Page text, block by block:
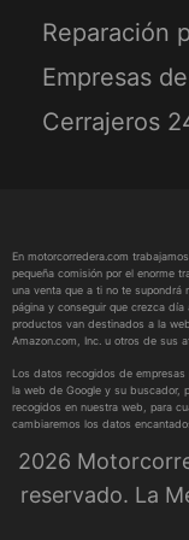
Reparación
Empresas
Cerrajeros
En motorcorredera.com
pequeña comisión por el enorme
una venta que a ti no te supondrá
página y conseguir que crezca
productos van destinados a la
Amazon.com, Inc. u otros de sus
Los datos recogidos de
la web de Google y su buscador,
recogidos en nuestra web, para
cambiaremos los datos
2026
reservado. La